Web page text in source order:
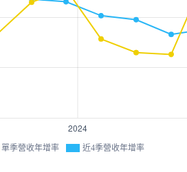
單季營收年增率 近4季營收年增率